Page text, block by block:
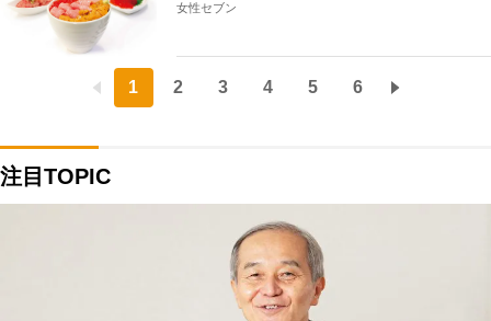
女性セブン
1 2 3 4 5 6
注目TOPIC